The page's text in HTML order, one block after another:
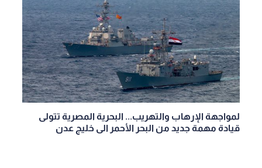
لمواجهة الإرهاب والتهريب... البحرية المصرية تتولى
قيادة مهمة جديد من البحر الأحمر الى خليج عدن